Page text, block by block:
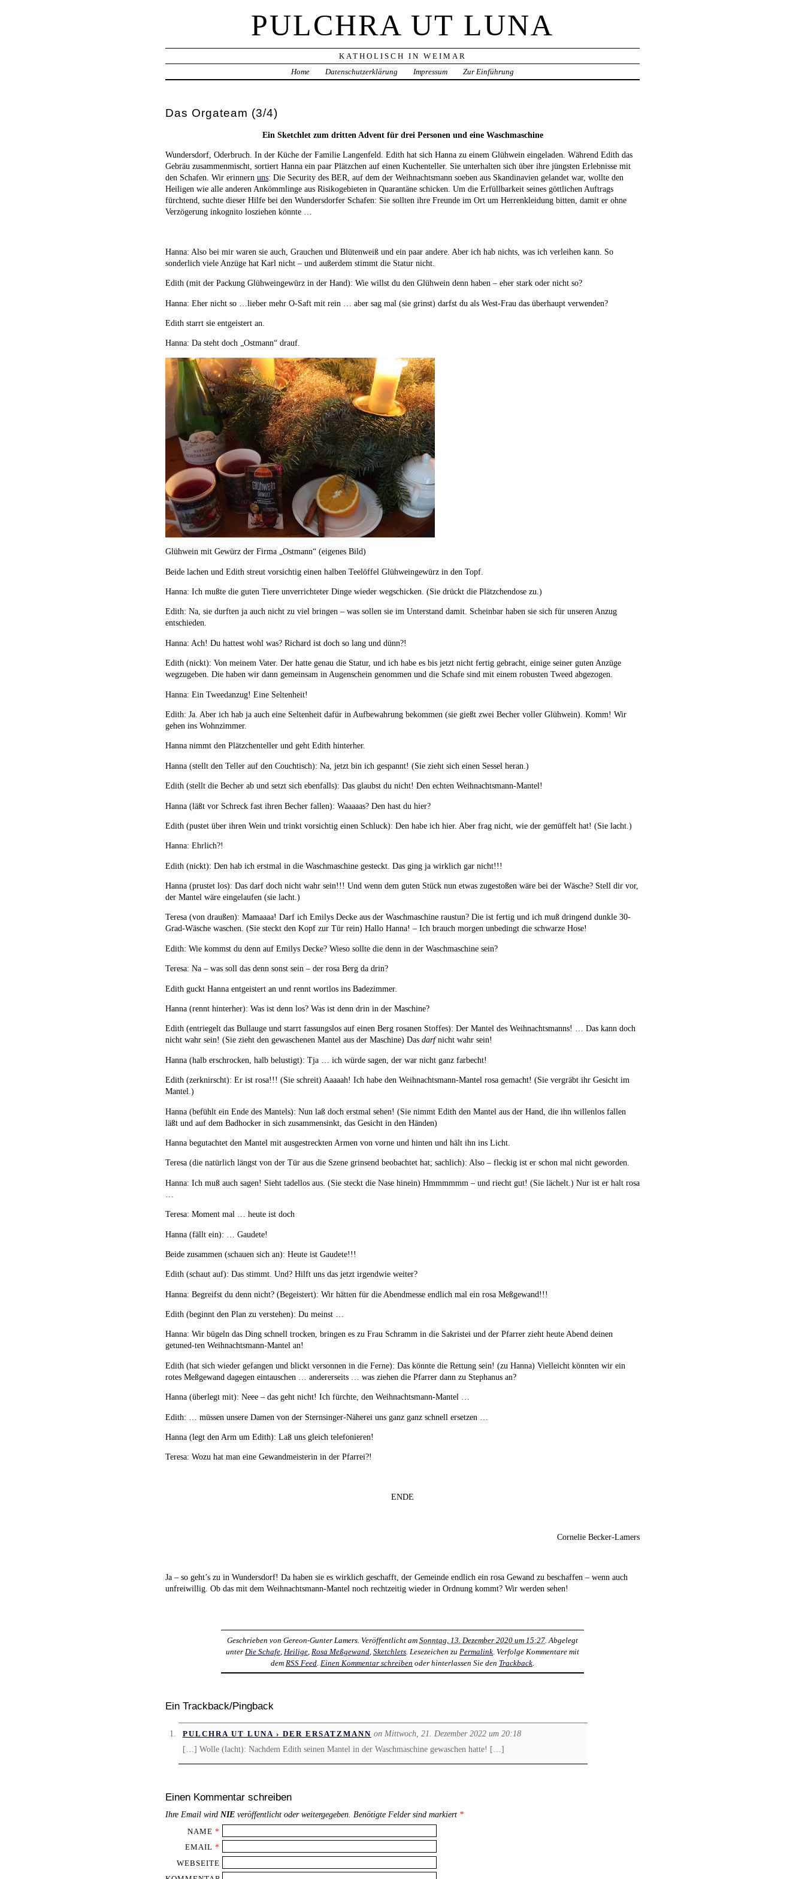
PULCHRA UT LUNA
KATHOLISCH IN WEIMAR
Home
Datenschutzerklärung Impressum Zur Einführung
Das Orgateam (3/4)
Ein Sketchlet zum dritten Advent für drei Personen und eine Waschmaschine
Wundersdorf, Oderbruch. In der Küche der Familie Langenfeld. Edith hat sich Hanna zu einem Glühwein eingeladen. Während Edith das
Gebräu zusammenmischt, sortiert Hanna ein paar Plätzchen auf einen Kuchenteller. Sie unterhalten sich über ihre jüngsten Erlebnisse mit
den Schafen. Wir erinnern uns: Die Security des BER, auf dem der Weihnachtsmann soeben aus Skandinavien gelandet war, wollte den
Heiligen wie alle anderen Ankömmlinge aus Risikogebieten in Quarantäne schicken. Um die Erfüllbarkeit seines göttlichen Auftrags
fürchtend, suchte dieser Hilfe bei den Wundersdorfer Schafen: Sie sollten ihre Freunde im Ort um Herrenkleidung bitten, damit er ohne
Verzögerung inkognito losziehen könnte …
Hanna: Also bei mir waren sie auch, Grauchen und Blütenweiß und ein paar andere. Aber ich hab nichts, was ich verleihen kann. So
sonderlich viele Anzüge hat Karl nicht – und außerdem stimmt die Statur nicht.
Edith (mit der Packung Glühweingewürz in der Hand): Wie willst du den Glühwein denn haben – eher stark oder nicht so?
Hanna: Eher nicht so …lieber mehr O-Saft mit rein … aber sag mal (sie grinst) darfst du als West-Frau das überhaupt verwenden?
Edith starrt sie entgeistert an.
Hanna: Da steht doch „Ostmann“ drauf.
Glühwein mit Gewürz der Firma „Ostmann“ (eigenes Bild)
Beide lachen und Edith streut vorsichtig einen halben Teelöffel Glühweingewürz in den Topf.
Hanna: Ich mußte die guten Tiere unverrichteter Dinge wieder wegschicken. (Sie drückt die Plätzchendose zu.)
Edith: Na, sie durften ja auch nicht zu viel bringen – was sollen sie im Unterstand damit. Scheinbar haben sie sich für unseren Anzug
entschieden.
Hanna: Ach! Du hattest wohl was? Richard ist doch so lang und dünn?!
Edith (nickt): Von meinem Vater. Der hatte genau die Statur, und ich habe es bis jetzt nicht fertig gebracht, einige seiner guten Anzüge
wegzugeben. Die haben wir dann gemeinsam in Augenschein genommen und die Schafe sind mit einem robusten Tweed abgezogen.
Hanna: Ein Tweedanzug! Eine Seltenheit!
Edith: Ja. Aber ich hab ja auch eine Seltenheit dafür in Aufbewahrung bekommen (sie gießt zwei Becher voller Glühwein). Komm! Wir
gehen ins Wohnzimmer.
Hanna nimmt den Plätzchenteller und geht Edith hinterher.
Hanna (stellt den Teller auf den Couchtisch): Na, jetzt bin ich gespannt! (Sie zieht sich einen Sessel heran.)
Edith (stellt die Becher ab und setzt sich ebenfalls): Das glaubst du nicht! Den echten Weihnachtsmann-Mantel!
Hanna (läßt vor Schreck fast ihren Becher fallen): Waaaaas? Den hast du hier?
Edith (pustet über ihren Wein und trinkt vorsichtig einen Schluck): Den habe ich hier. Aber frag nicht, wie der gemüffelt hat! (Sie lacht.)
Hanna: Ehrlich?!
Edith (nickt): Den hab ich erstmal in die Waschmaschine gesteckt. Das ging ja wirklich gar nicht!!!
Hanna (prustet los): Das darf doch nicht wahr sein!!! Und wenn dem guten Stück nun etwas zugestoßen wäre bei der Wäsche? Stell dir vor,
der Mantel wäre eingelaufen (sie lacht.)
Teresa (von draußen): Mamaaaa! Darf ich Emilys Decke aus der Waschmaschine raustun? Die ist fertig und ich muß dringend dunkle 30-
Grad-Wäsche waschen. (Sie steckt den Kopf zur Tür rein) Hallo Hanna! – Ich brauch morgen unbedingt die schwarze Hose!
Edith: Wie kommst du denn auf Emilys Decke? Wieso sollte die denn in der Waschmaschine sein?
Teresa: Na – was soll das denn sonst sein – der rosa Berg da drin?
Edith guckt Hanna entgeistert an und rennt wortlos ins Badezimmer.
Hanna (rennt hinterher): Was ist denn los? Was ist denn drin in der Maschine?
Edith (entriegelt das Bullauge und starrt fassungslos auf einen Berg rosanen Stoffes): Der Mantel des Weihnachtsmanns! … Das kann doch
nicht wahr sein! (Sie zieht den gewaschenen Mantel aus der Maschine) Das darfnicht wahr sein!
Hanna (halb erschrocken, halb belustigt): Tja … ich würde sagen, der war nicht ganz farbecht!
Edith (zerknirscht): Er ist rosa!!! (Sie schreit) Aaaaah! Ich habe den Weihnachtsmann-Mantel rosa gemacht! (Sie vergräbt ihr Gesicht im
Mantel.)
Hanna (befühlt ein Ende des Mantels): Nun laß doch erstmal sehen! (Sie nimmt Edith den Mantel aus der Hand, die ihn willenlos fallen
läßt und auf dem Badhocker in sich zusammensinkt, das Gesicht in den Händen)
Hanna begutachtet den Mantel mit ausgestreckten Armen von vorne und hinten und hält ihn ins Licht.
Teresa (die natürlich längst von der Tür aus die Szene grinsend beobachtet hat; sachlich): Also – fleckig ist er schon mal nicht geworden.
Hanna: Ich muß auch sagen! Sieht tadellos aus. (Sie steckt die Nase hinein) Hmmmmmm – und riecht gut! (Sie lächelt.) Nur ist er halt rosa
Teresa: Moment mal … heute ist doch
Hanna (fällt ein): … Gaudete!
Beide zusammen (schauen sich an): Heute ist Gaudete!!!
Edith (schaut auf): Das stimmt. Und? Hilft uns das jetzt irgendwie weiter?
Hanna: Begreifst du denn nicht? (Begeistert): Wir hätten für die Abendmesse endlich mal ein rosa Meßgewand!!!
Edith (beginnt den Plan zu verstehen): Du meinst …
Hanna: Wir bügeln das Ding schnell trocken, bringen es zu Frau Schramm in die Sakristei und der Pfarrer zieht heute Abend deinen
getuned-ten Weihnachtsmann-Mantel an!
Edith (hat sich wieder gefangen und blickt versonnen in die Ferne): Das könnte die Rettung sein! (zu Hanna) Vielleicht könnten wir ein
rotes Meßgewand dagegen eintauschen … andererseits … was ziehen die Pfarrer dann zu Stephanus an?
Hanna (überlegt mit): Neee – das geht nicht! Ich fürchte, den Weihnachtsmann-Mantel …
Edith: … müssen unsere Damen von der Sternsinger-Näherei uns ganz ganz schnell ersetzen …
Hanna (legt den Arm um Edith): Laß uns gleich telefonieren!
Teresa: Wozu hat man eine Gewandmeisterin in der Pfarrei?!
ENDE
Cornelie Becker-Lamers
Ja – so geht’s zu in Wundersdorf! Da haben sie es wirklich geschafft, der Gemeinde endlich ein rosa Gewand zu beschaffen – wenn auch
unfreiwillig. Ob das mit dem Weihnachtsmann-Mantel noch rechtzeitig wieder in Ordnung kommt? Wir werden sehen!
Geschrieben von Gereon-Gunter Lamers . Veröffentlicht am Sonntag, 13. Dezember 2020 um 15:27 . Abgelegt
unter Die Schafe Heilige Rosa Meßgewand Sketchlets . Lesezeichen zu Permalink . Verfolge Kommentare mit
dem RSS Feed Einen Kommentar schreiben oder hinterlassen Sie den Trackback
Ein Trackback/Pingback
PULCHRA UT LUNA › DER ERSATZMANN on Mittwoch, 21. Dezember 2022 um 20:18
[…] Wolle (lacht): Nachdem Edith seinen Mantel in der Waschmaschine gewaschen hatte! […]
Einen Kommentar schreiben
Ihre Email wird NIE veröffentlicht oder weitergegeben. Benötigte Felder sind markiert *
NAME *
EMAIL *
WEBSEITE